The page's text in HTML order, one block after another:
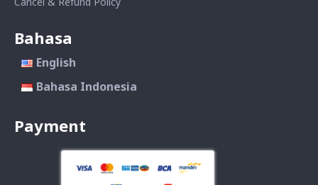
Bahasa
English
Bahasa Indonesia
Payment